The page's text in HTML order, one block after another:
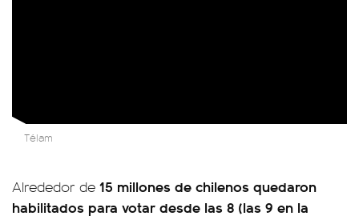
Télam
Alrededor de 15 millones de chilenos quedaron
habilitados para votar desde las 8 (las 9 en la